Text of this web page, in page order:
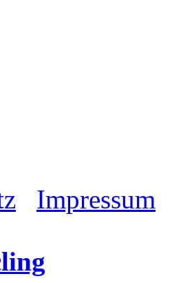
Impressum